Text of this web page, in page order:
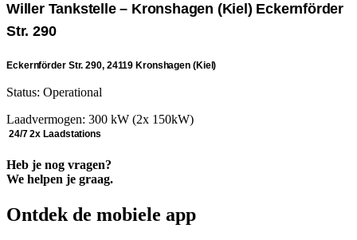
Willer Tankstelle – Kronshagen (Kiel) Eckernförder
Str. 290
Eckernförder Str. 290, 24119 Kronshagen (Kiel)
Status: Operational
Laadvermogen: 300 kW (2x 150kW)
24/72x Laadstations
Heb je nog vragen?
We helpen je graag.
Ontdek de mobiele app